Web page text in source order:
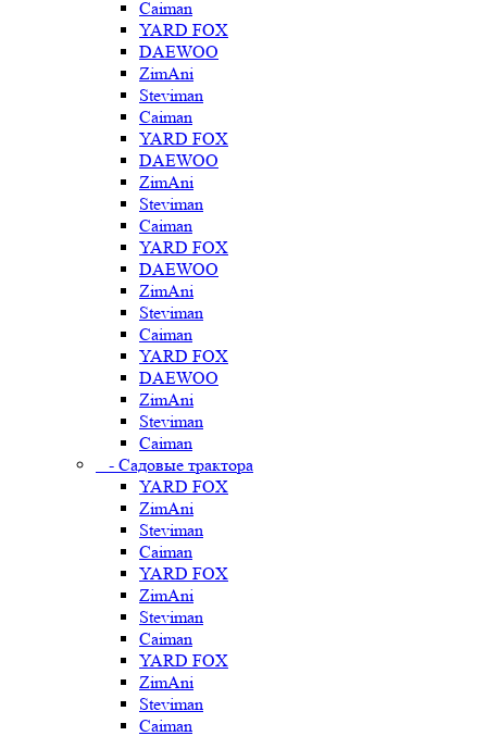
Caiman
YARD FOX
DAEWOO
ZimAni
Steviman
Caiman
YARD FOX
DAEWOO
ZimAni
Steviman
Caiman
YARD FOX
DAEWOO
ZimAni
Steviman
Caiman
YARD FOX
DAEWOO
ZimAni
Steviman
Caiman
- Садовые трактора
YARD FOX
ZimAni
Steviman
Caiman
YARD FOX
ZimAni
Steviman
Caiman
YARD FOX
ZimAni
Steviman
Caiman